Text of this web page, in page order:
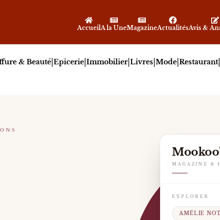
AccueilA la UneMagazineActualitésAvis &
& Beauté| Epicerie| Immobilier| Livres Mode| Restaurant|
francophone, Amélie Nothomb poursuit son
MAGAZINE &
EXPLORER
AMÉLIE